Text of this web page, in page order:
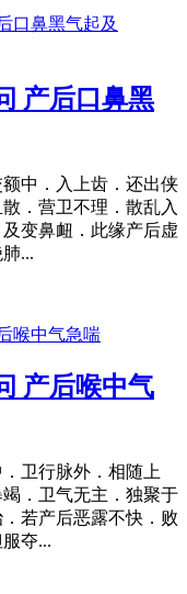
产后口鼻黑
中．入上齿．还出侠
．营卫不理．散乱入
变鼻衄．此缘产后虚
...
产后喉中气
卫行脉外．相随上
．卫气无主．独聚于
若产后恶露不快．败
夺...